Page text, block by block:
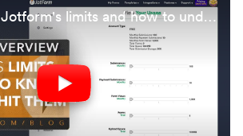
What are Jotform's limits and how to understand when you hit them